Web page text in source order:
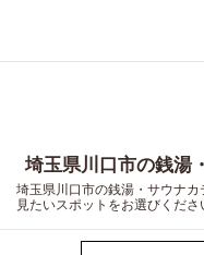
埼玉県川口市の銭湯
埼玉県川口市の銭湯・サウナカ
見たいスポットをお選びくださ
7